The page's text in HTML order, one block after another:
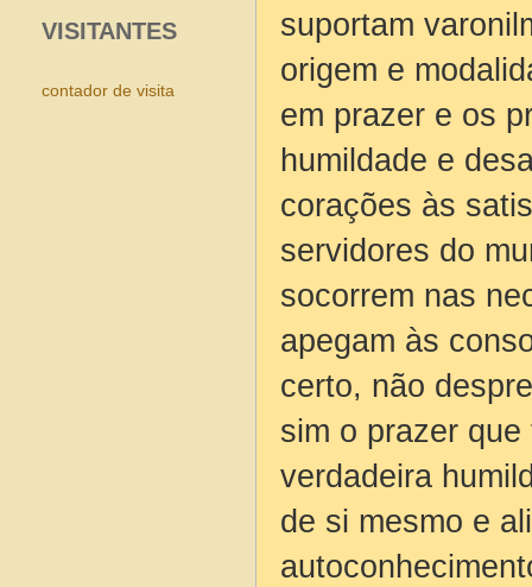
suportam
origem e
em prazer e os
humildade e
corações às
servidores do
socorrem nas
apegam às
certo, não
sim o prazer
verdadeira
de si mesmo e
VISITANTES
contador de visita